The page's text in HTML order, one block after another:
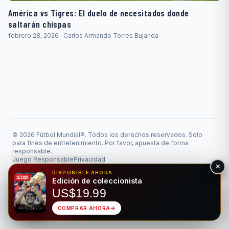
América vs Tigres: El duelo de necesitados donde
saltarán chispas
febrero 28, 2026 · Carlos Armando Torres Bujanda
© 2026 Fútbol Mundial®. Todos los derechos reservados. Solo
para fines de entretenimiento. Por favor, apuesta de forma
responsable.
Juego ResponsablePrivacidad
Hecho para el deporte rey • Bilingüe EN/ES
DISPONIBLE AHORA
Edición de coleccionista
US$19.99
COMPRAR AHORA